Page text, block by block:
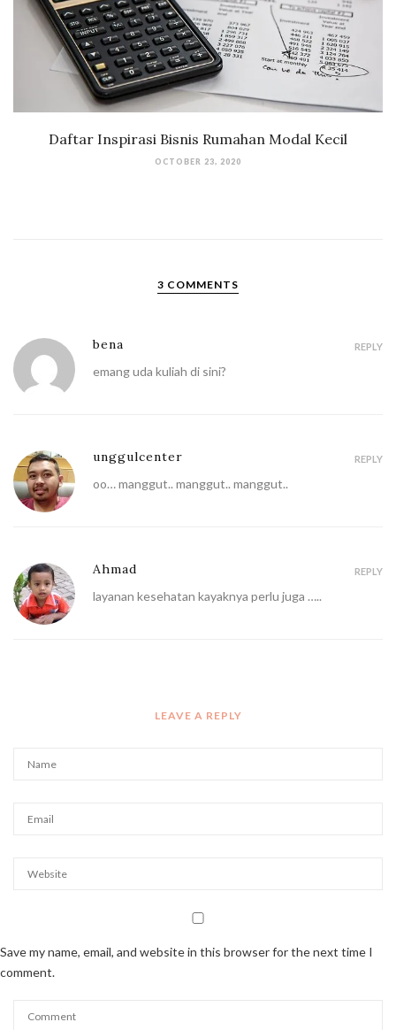
Daftar Inspirasi Bisnis Rumahan Modal Kecil
OCTOBER 23, 2020
3 COMMENTS
bena
emang uda kuliah di sini?
REPLY
unggulcenter
oo… manggut.. manggut.. manggut..
REPLY
Ahmad
layanan kesehatan kayaknya perlu juga …..
REPLY
LEAVE A REPLY
Save my name, email, and website in this browser for the next time I
comment.